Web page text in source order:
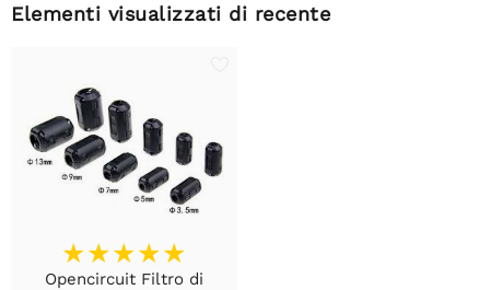
Elementi visualizzati di recente
Opencircuit Filtro di